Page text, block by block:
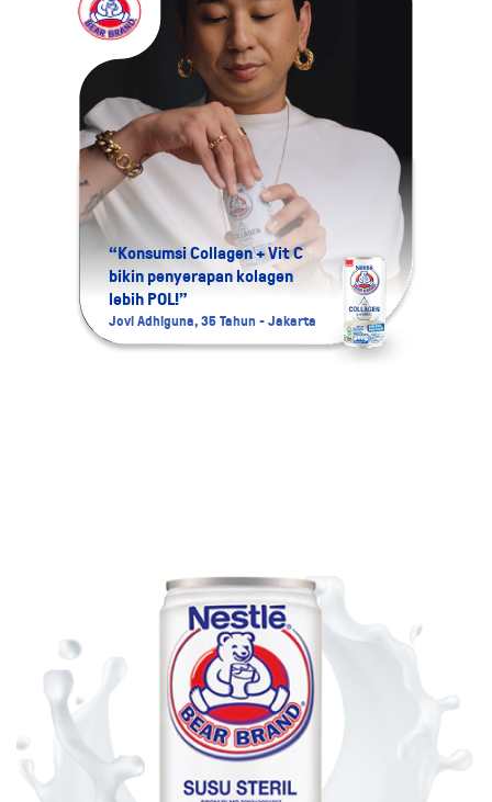
“Konsumsi Collagen + Vit C
bikin penyerapan kolagen
lebih POL!”
Jovi Adhiguna, 35 Tahun - Jakarta